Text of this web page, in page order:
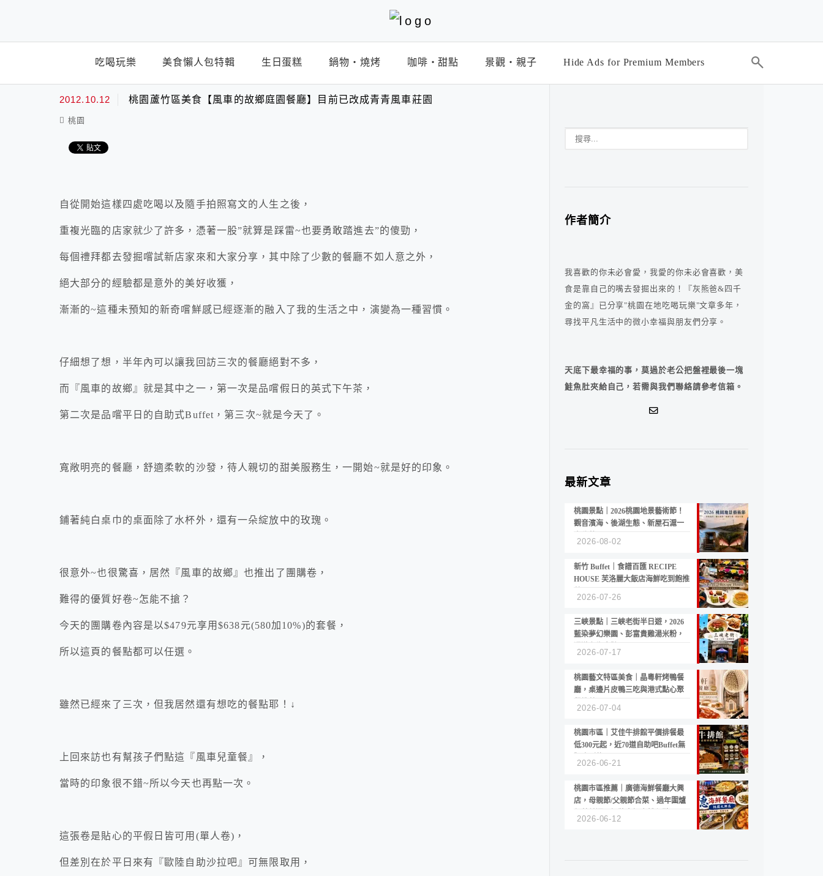
吃喝玩樂 美食懶人包特輯 生日蛋糕 鍋物‧燒烤 咖啡‧甜點 景觀‧親子 Hide Ads for Premium Members
2012.10.12 桃園蘆竹區美食【風車的故鄉庭園餐廳】目前已改成青青風車莊園
桃園
自從開始這樣四處吃喝以及隨手拍照寫文的人生之後，
重複光臨的店家就少了許多，憑著一股”就算是踩雷~也要勇敢踏進去”的傻勁，
每個禮拜都去發掘嚐試新店家來和大家分享，其中除了少數的餐廳不如人意之外，
絕大部分的經驗都是意外的美好收獲，
漸漸的~這種未預知的新奇嚐鮮感已經逐漸的融入了我的生活之中，演變為一種習慣。
仔細想了想，半年內可以讓我回訪三次的餐廳絕對不多，
而『風車的故鄉』就是其中之一， 第一次是品嚐假日的英式下午茶，
第二次是品嚐平日的自助式Buffet，第三次~就是今天了。
寬敞明亮的餐廳，舒適柔軟的沙發，待人親切的甜美服務生，一開始~就是好的印象。
鋪著純白桌巾的桌面除了水杯外，還有一朵綻放中的玫瑰。
很意外~也很驚喜，居然『風車的故鄉』也推出了團購卷，
難得的優質好卷~怎能不搶？
今天的團購卷內容是以$479元享用$638元(580加10%)的套餐，
所以這頁的餐點都可以任選。
雖然已經來了三次，但我居然還有想吃的餐點耶！↓
上回來訪也有幫孩子們點這『風車兒童餐』，
當時的印象很不錯~所以今天也再點一次。
這張卷是貼心的平假日皆可用(單人卷)，
但差別在於平日來有『歐陸自助沙拉吧』可無限取用，
作者簡介
我喜歡的你未必會愛，我愛的你未必會喜歡，美
食是靠自己的嘴去發掘出來的！『灰熊爸&四千
金的窩』已分享"桃園在地吃喝玩樂"文章多年，
尋找平凡生活中的微小幸福與朋友們分享。
天底下最幸福的事，莫過於老公把盤裡最後一塊
鮭魚肚夾給自己，若需與我們聯絡請參考信箱。
最新文章
桃園景點｜2026桃園地景藝術節！
觀音濱海、後湖生態、新屋石滬一
2026-08-02
新竹 Buffet｜食譜百匯 RECIPE
HOUSE 芙洛麗大飯店海鮮吃到飽推
2026-07-26
三峽景點｜三峽老街半日遊，2026
藍染夢幻樂園、彭富貴雞湯米粉，
2026-07-17
桃園藝文特區美食｜晶粵軒烤鴨餐
廳，桌邊片皮鴨三吃與港式點心聚
2026-07-04
桃園市區｜艾佳牛排館平價排餐最
低300元起，近70道自助吧Buffet無
2026-06-21
桃園市區推薦｜廣德海鮮餐廳大興
店，母親節/父親節合菜、過年圍爐
2026-06-12